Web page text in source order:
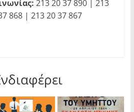
213 20 37 890 | 213
868 | 213 20 37 867